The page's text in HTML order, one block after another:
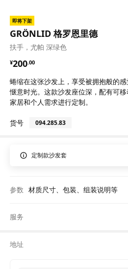
即将下架
GRÖNLID 格罗恩里德
扶手，尤帕 深绿色
¥200.00
¥ 200.00
蜷缩在这张沙发上，享受被拥抱般的
惬意时光。这款沙发座位深，配有可
家居和个人需求进行定制。
货号 094.285.83
定制款沙发套
参数 材质尺寸、包装、组装说明等
服务
地址